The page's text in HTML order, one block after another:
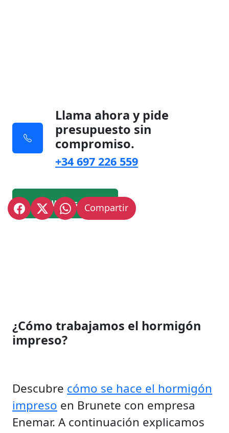
Llama ahora y pide
presupuesto sin
compromiso.
+34 697 226 559
Whatsapp
¿Cómo trabajamos el hormigón
impreso?
Descubre cómo se hace el hormigón
impreso en Brunete con empresa
Enemar. A continuación explicamos
Compartir